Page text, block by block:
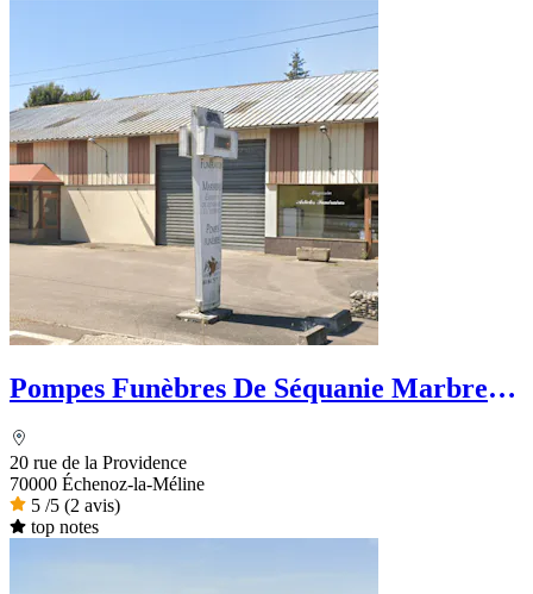
Pompes Funèbres De Séquanie Marbrerie
20 rue de la Providence
70000 Échenoz-la-Méline
5 /5 (2 avis)
top notes